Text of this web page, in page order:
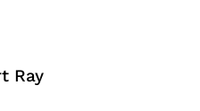
Ray